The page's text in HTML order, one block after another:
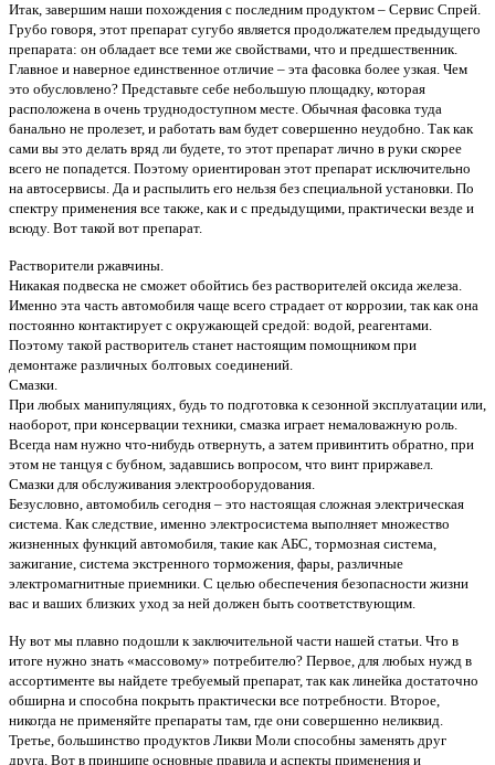
Итак, завершим наши похождения с последним продуктом – Сервис Спрей.
Грубо говоря, этот препарат сугубо является продолжателем предыдущего
препарата: он обладает все теми же свойствами, что и предшественник.
Главное и наверное единственное отличие – эта фасовка более узкая. Чем
это обусловлено? Представьте себе небольшую площадку, которая
расположена в очень труднодоступном месте. Обычная фасовка туда
банально не пролезет, и работать вам будет совершенно неудобно. Так как
сами вы это делать вряд ли будете, то этот препарат лично в руки скорее
всего не попадется. Поэтому ориентирован этот препарат исключительно
на автосервисы. Да и распылить его нельзя без специальной установки. По
спектру применения все также, как и с предыдущими, практически везде и
всюду. Вот такой вот препарат.
Растворители ржавчины.
Никакая подвеска не сможет обойтись без растворителей оксида железа.
Именно эта часть автомобиля чаще всего страдает от коррозии, так как она
постоянно контактирует с окружающей средой: водой, реагентами.
Поэтому такой растворитель станет настоящим помощником при
демонтаже различных болтовых соединений.
Смазки.
При любых манипуляциях, будь то подготовка к сезонной эксплуатации или,
наоборот, при консервации техники, смазка играет немаловажную роль.
Всегда нам нужно что-нибудь отвернуть, а затем привинтить обратно, при
этом не танцуя с бубном, задавшись вопросом, что винт приржавел.
Смазки для обслуживания электрооборудования.
Безусловно, автомобиль сегодня – это настоящая сложная электрическая
система. Как следствие, именно электросистема выполняет множество
жизненных функций автомобиля, такие как АБС, тормозная система,
зажигание, система экстренного торможения, фары, различные
электромагнитные приемники. С целью обеспечения безопасности жизни
вас и ваших близких уход за ней должен быть соответствующим.
Ну вот мы плавно подошли к заключительной части нашей статьи. Что в
итоге нужно знать «массовому» потребителю? Первое, для любых нужд в
ассортименте вы найдете требуемый препарат, так как линейка достаточно
обширна и способна покрыть практически все потребности. Второе,
никогда не применяйте препараты там, где они совершенно неликвид.
Третье, большинство продуктов Ликви Моли способны заменять друг
друга. Вот в принципе основные правила и аспекты применения и